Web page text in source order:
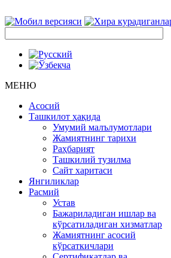
МЕНЮ
Асосий
Ташкилот ҳақида
Умумий малълумотлари
Жамиятнинг тарихи
Раҳбарият
Ташкилий тузилма
Сайт харитаси
Янгиликлар
Расмий
Устав
Бажариладиган ишлар ва
кўрсатиладиган хизматлар
Жамиятнинг асосий
кўрсаткичлари